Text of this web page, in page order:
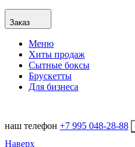
Заказ
Меню
Хиты продаж
Сытные боксы
Брускетты
Для бизнеса
наш телефон +7 995 048-28-88
Наверх